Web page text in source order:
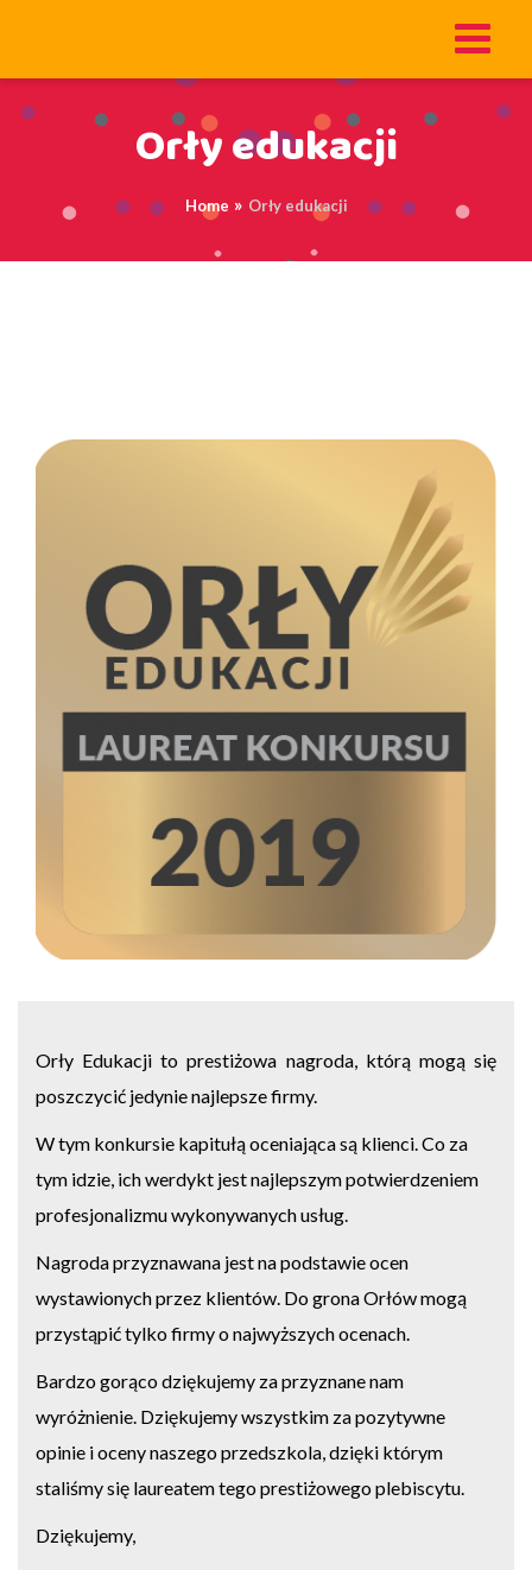
Orły edukacji
Home Orły edukacji
Orły Edukacji to prestiżowa nagroda, którą mogą się
poszczycić jedynie najlepsze firmy.
W tym konkursie kapitułą oceniająca są klienci. Co za
tym idzie, ich werdykt jest najlepszym potwierdzeniem
profesjonalizmu wykonywanych usług.
Nagroda przyznawana jest na podstawie ocen
wystawionych przez klientów. Do grona Orłów mogą
przystąpić tylko firmy o najwyższych ocenach.
Bardzo gorąco dziękujemy za przyznane nam
wyróżnienie. Dziękujemy wszystkim za pozytywne
opinie i oceny naszego przedszkola, dzięki którym
staliśmy się laureatem tego prestiżowego plebiscytu.
Dziękujemy,